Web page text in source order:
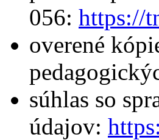
056: https://
overené
súhlas so
údajov: